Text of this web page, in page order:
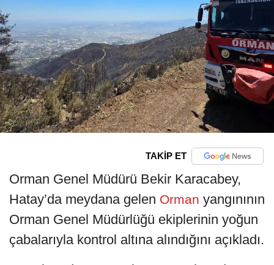
TAKİP ET
Orman Genel Müdürü Bekir Karacabey,
Hatay’da meydana gelen Orman yangınının
Orman Genel Müdürlüğü ekiplerinin yoğun
çabalarıyla kontrol altına alındığını açıkladı.